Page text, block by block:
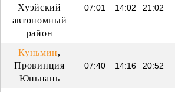
Хуэйский
автономный
район
07:01 14:02 21:02
Куньмин,
Провинция
Юньнань
07:40 14:16 20:52